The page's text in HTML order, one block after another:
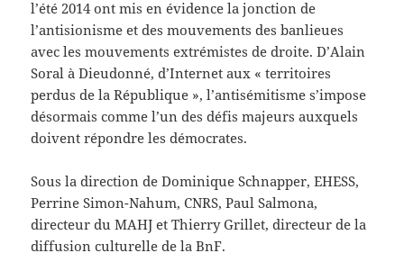
l’été 2014 ont mis en évidence la jonction de
l’antisionisme et des mouvements des banlieues
avec les mouvements extrémistes de droite. D’Alain
Soral à Dieudonné, d’Internet aux « territoires
perdus de la République », l’antisémitisme s’impose
désormais comme l’un des défis majeurs auxquels
doivent répondre les démocrates.
Sous la direction de Dominique Schnapper, EHESS,
Perrine Simon-Nahum, CNRS, Paul Salmona,
directeur du MAHJ et Thierry Grillet, directeur de la
diffusion culturelle de la BnF.